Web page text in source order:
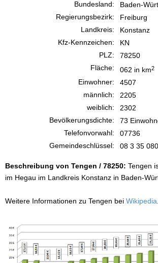
Bundesland:
Baden-
Regierungsbezirk:
Freiburg
Landkreis:
Konstanz
Kfz-Kennzeichen:
KN
PLZ:
78250
Fläche:
062 in km2
Einwohner:
4507
männlich:
2205
weiblich:
2302
Bevölkerungsdichte:
73
Telefonvorwahl:
07736
Gemeindeschlüssel:
08 3 35 080
Beschreibung von Tengen / 78250: Tengen
im Hegau im Landkreis Konstanz in Baden-
Weitere Informationen zu Tengen bei Wikipedia